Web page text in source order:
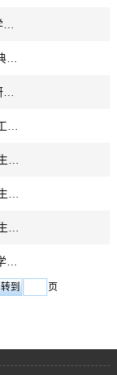
“汉语桥”——吉林大学 “行摄东北” 美大青年学生中华传统文化研习营特辑
吉林大学国际教育学院2026年预科教育结业典礼圆满落幕
蒙古国中学校长、教师代表团一行来我院调研交流
粽情吉大，乐享端午！ 国际教育学院组织留学生开展端午文化体验活动
页